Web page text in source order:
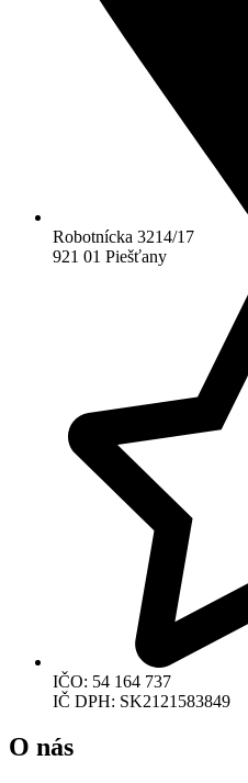
Robotnícka 3214/17
921 01 Piešťany
IČO: 54 164 737
IČ DPH: SK2121583849
O nás